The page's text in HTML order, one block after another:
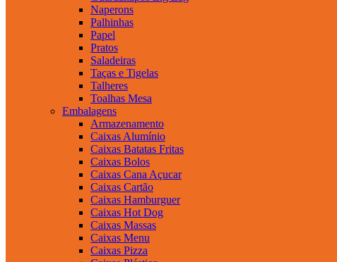
Naperons
Palhinhas
Papel
Pratos
Saladeiras
Taças e Tigelas
Talheres
Toalhas Mesa
Embalagens
Armazenamento
Caixas Alumínio
Caixas Batatas Fritas
Caixas Bolos
Caixas Cana Açucar
Caixas Cartão
Caixas Hamburguer
Caixas Hot Dog
Caixas Massas
Caixas Menu
Caixas Pizza